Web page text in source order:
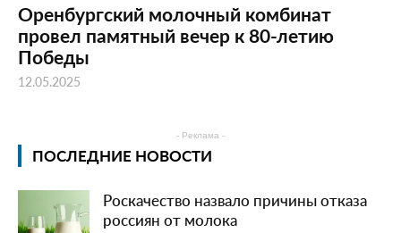
Оренбургский молочный комбинат
провел памятный вечер к 80-летию
Победы
12.05.2025
- Реклама -
ПОСЛЕДНИЕ НОВОСТИ
Роскачество назвало причины отказа
россиян от молока